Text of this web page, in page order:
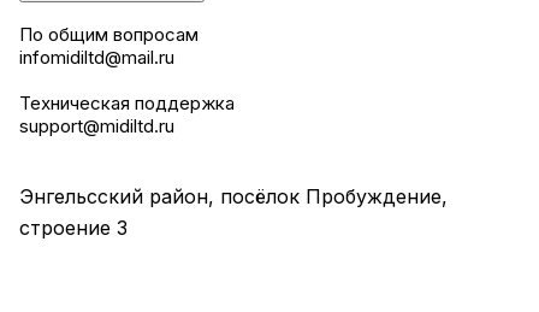
По общим вопросам
infomidiltd@mail.ru
Техническая поддержка
support@midiltd.ru
Энгельсский район, посёлок Пробуждение,
строение 3